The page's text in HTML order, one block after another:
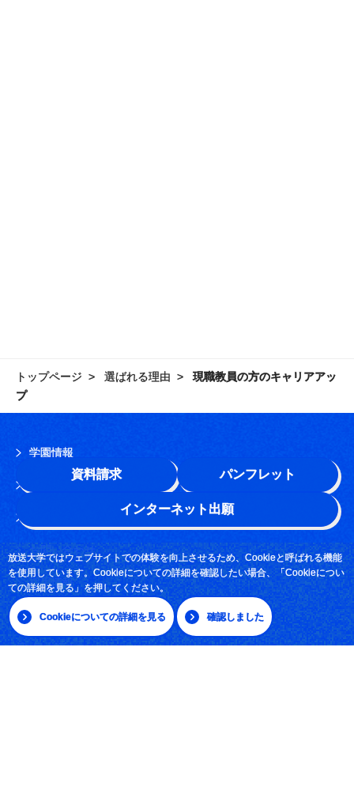
放送大学ではウェブサイトでの体験を向上させるため、Cookieと呼ばれる機能
を使用しています。Cookieについての詳細を確認したい場合、「Cookieについ
ての詳細を見る」を押してください。
Cookieについての詳細を見る 確認しました
資料請求 パンフレット
インターネット出願
トップページ 選ばれる理由
現職教員の方のキャリアアッ
プ
学園情報
このサイトについて
お問い合わせ
採用情報
サイトマップ
日本語 | English